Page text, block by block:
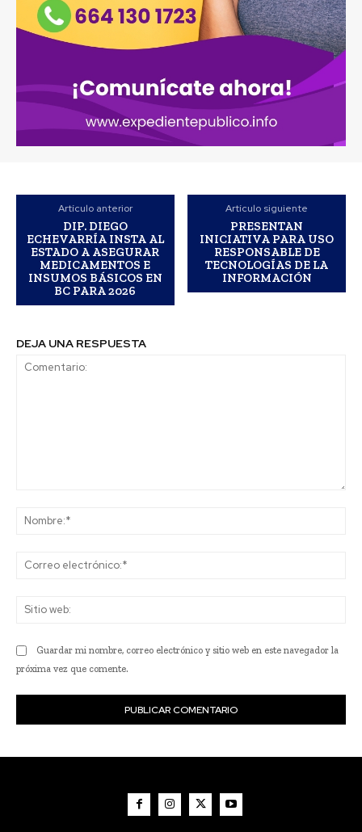
Artículo anterior
DIP. DIEGO
ECHEVARRÍA INSTA AL
ESTADO A ASEGURAR
MEDICAMENTOS E
INSUMOS BÁSICOS EN
BC PARA 2026
Artículo siguiente
PRESENTAN
INICIATIVA PARA USO
RESPONSABLE DE
TECNOLOGÍAS DE LA
INFORMACIÓN
DEJA UNA RESPUESTA
Guardar mi nombre, correo electrónico y sitio web en este navegador la
próxima vez que comente.